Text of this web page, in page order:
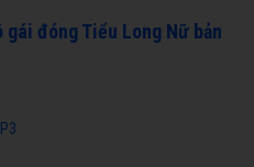
đóng Tiểu Long Nữ bản